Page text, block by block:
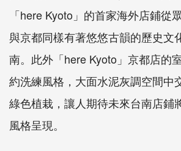
「here Kyoto」的首家海外店鋪從
與京都同樣有著悠悠古韻的歷史文
南。此外「here Kyoto」京都店的
約洗練風格，大面水泥灰調空間中
綠色植栽，讓人期待未來台南店鋪
風格呈現。